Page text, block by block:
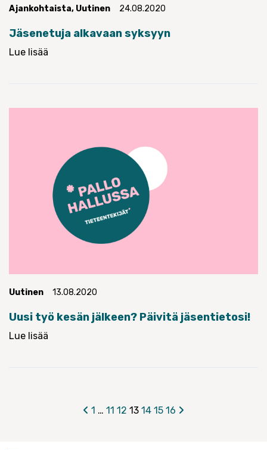
Ajankohtaista, Uutinen 24.08.2020
Jäsenetuja alkavaan syksyyn
Lue lisää
Uutinen 13.08.2020
Uusi työ kesän jälkeen? Päivitä jäsentietosi!
Lue lisää
Artikkelien 1 … 11 12 13 14 15 16